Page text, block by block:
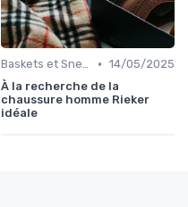
Baskets et Sneakers • 14/05/2025
À la recherche de la
chaussure homme Rieker
idéale